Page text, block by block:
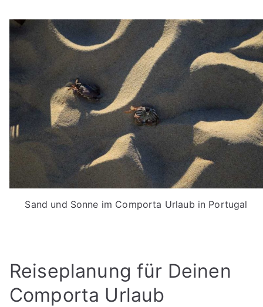
Sand und Sonne im Comporta Urlaub in Portugal
Reiseplanung für Deinen
Comporta Urlaub